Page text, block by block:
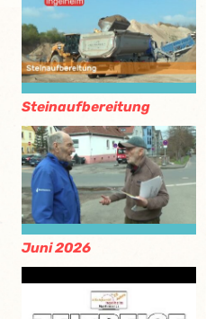
Steinaufbereitung
Juni 2026